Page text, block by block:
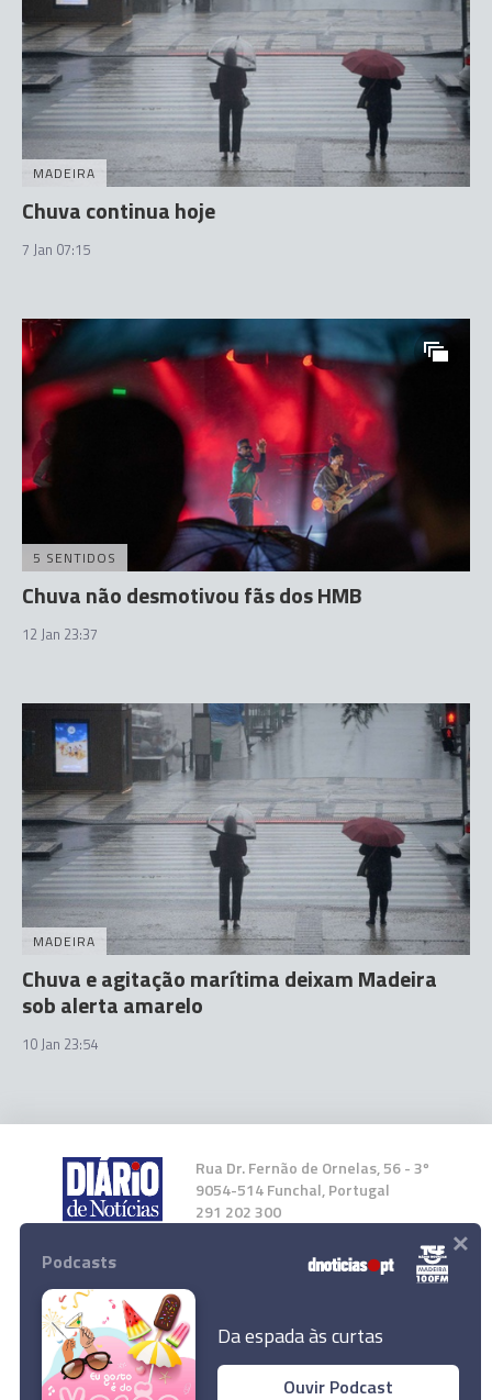
MADEIRA
Chuva continua hoje
7 Jan 07:15
5 SENTIDOS
Chuva não desmotivou fãs dos HMB
12 Jan 23:37
MADEIRA
Chuva e agitação marítima deixam Madeira
sob alerta amarelo
10 Jan 23:54
Rua Dr. Fernão de Ornelas, 56 - 3º
9054-514 Funchal, Portugal
291 202 300
Instale a nossa App
Podcasts
Da espada às curtas
Ouvir Podcast
×